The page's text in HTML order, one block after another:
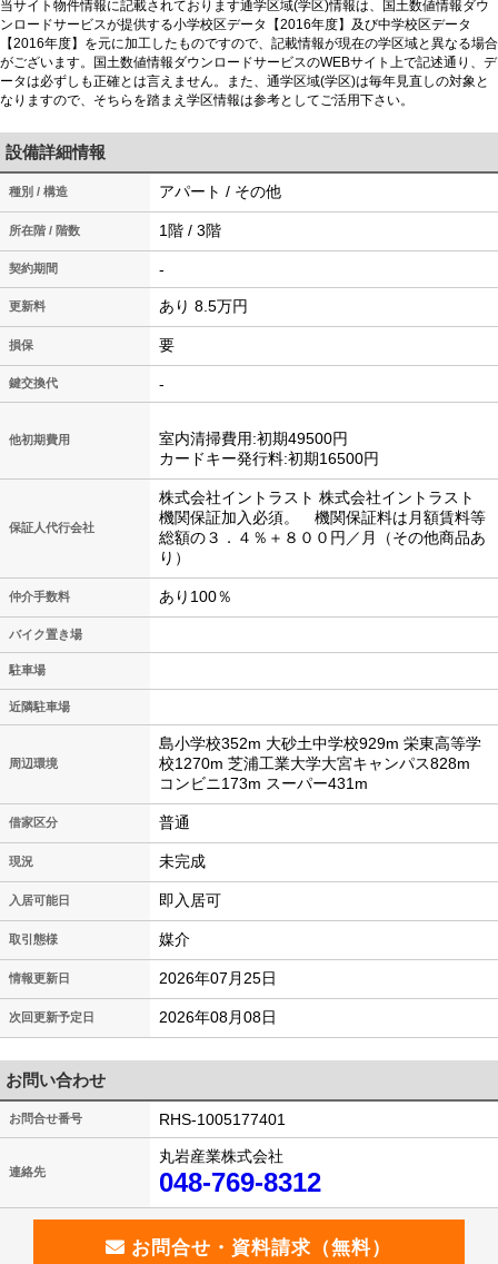
当サイト物件情報に記載されております通学区域(学区)情報は、国土数値情報ダウ
ンロードサービスが提供する小学校区データ【2016年度】及び中学校区データ
【2016年度】を元に加工したものですので、記載情報が現在の学区域と異なる場合
がございます。国土数値情報ダウンロードサービスのWEBサイト上で記述通り、デ
ータは必ずしも正確とは言えません。また、通学区域(学区)は毎年見直しの対象と
なりますので、そちらを踏まえ学区情報は参考としてご活用下さい。
設備詳細情報
種別 / 構造 アパート / その他
所在階 / 階数 1階 / 3階
契約期間 -
更新料 あり 8.5万円
損保 要
鍵交換代 -
他初期費用
室内清掃費用:初期49500円
カードキー発行料:初期16500円
保証人代行会社
株式会社イントラスト 株式会社イントラスト
機関保証加入必須。 機関保証料は月額賃料等
総額の３．４％＋８００円／月（その他商品あ
り）
仲介手数料 あり100％
バイク置き場
駐車場
近隣駐車場
周辺環境
島小学校352m 大砂土中学校929m 栄東高等学
校1270m 芝浦工業大学大宮キャンパス828m
コンビニ173m スーパー431m
借家区分 普通
現況 未完成
入居可能日 即入居可
取引態様 媒介
情報更新日 2026年07月25日
次回更新予定日 2026年08月08日
お問い合わせ
お問合せ番号 RHS-1005177401
連絡先
丸岩産業株式会社
048-769-8312